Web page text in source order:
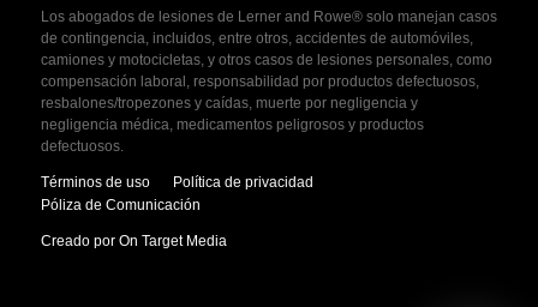
Los abogados de lesiones de Lerner and Rowe® solo manejan casos
de contingencia, incluidos, entre otros, accidentes de automóviles,
camiones y motocicletas, y otros casos de lesiones personales, como
compensación laboral, responsabilidad por productos defectuosos,
resbalones/tropezones y caídas, muerte por negligencia y
negligencia médica, medicamentos peligrosos y productos
defectuosos.
Términos de uso
Política de privacidad
Póliza de Comunicación
Creado por On Target Media